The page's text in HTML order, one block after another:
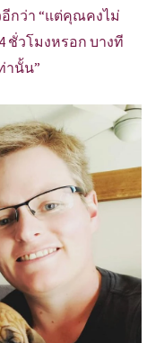
อีกว่า “แต่คุณคงไม่
ชั่วโมงหรอก บางที
านั้น”